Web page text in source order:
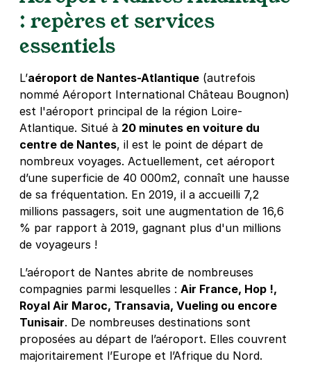
: repères et services
essentiels
L’aéroport de Nantes-Atlantique (autrefois
nommé Aéroport International Château Bougnon)
est l'aéroport principal de la région Loire-
Atlantique. Situé à 20 minutes en voiture du
centre de Nantes, il est le point de départ de
nombreux voyages. Actuellement, cet aéroport
d’une superficie de 40 000m2, connaît une hausse
de sa fréquentation. En 2019, il a accueilli 7,2
millions passagers, soit une augmentation de 16,6
% par rapport à 2019, gagnant plus d'un millions
de voyageurs !
L’aéroport de Nantes abrite de nombreuses
compagnies parmi lesquelles : Air France, Hop !,
Royal Air Maroc, Transavia, Vueling ou encore
Tunisair. De nombreuses destinations sont
proposées au départ de l’aéroport. Elles couvrent
majoritairement l’Europe et l’Afrique du Nord.